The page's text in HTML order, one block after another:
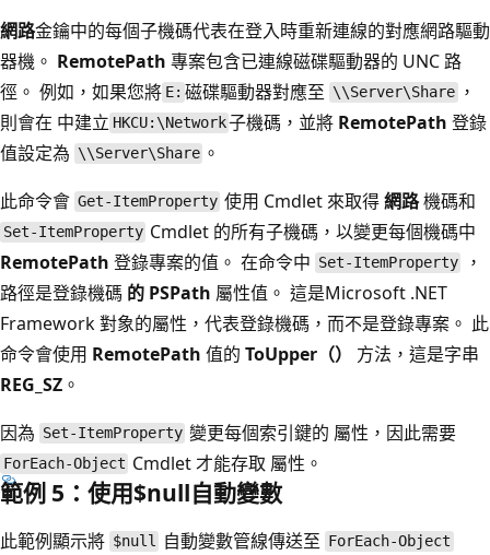
網路金鑰中的每個子機碼代表在登入時重新連線的對應網路驅動
器機。 RemotePath 專案包含已連線磁碟驅動器的 UNC 路
徑。 例如，如果您將 E: 磁碟驅動器對應至 \\Server\Share ，
則會在 中建立 HKCU:\Network子機碼，並將 RemotePath 登錄
值設定為 \\Server\Share 。
此命令會 Get-ItemProperty 使用 Cmdlet 來取得網路機碼和
Set-ItemProperty Cmdlet 的所有子機碼，以變更每個機碼中
RemotePath 登錄專案的值。 在命令中 Set-ItemProperty
，
路徑是登錄機碼 的 PSPath 屬性值。 這是Microsoft .NET
Framework 對象的屬性，代表登錄機碼，而不是登錄專案。 此
命令會使用 RemotePath 值的 ToUpper（）
方法，這是字串
REG_SZ 。
因為 Set-ItemProperty 變更每個索引鍵的 屬性，因此需要
ForEach-Object Cmdlet 才能存取 屬性。
範例 5：使用$null自動變數
此範例顯示將 $null 自動變數管線傳送至 ForEach-Object